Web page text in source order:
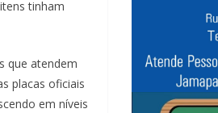
tinham
que atendem
placas oficiais
em níveis